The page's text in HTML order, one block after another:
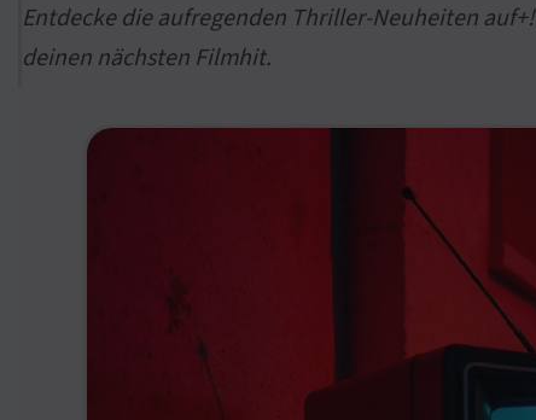
Entdecke die aufregenden Thriller-Neuheiten
deinen nächsten Filmhit.